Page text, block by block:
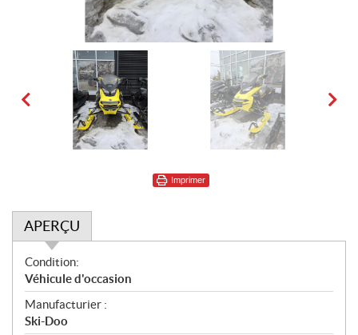
Imprimer
APERÇU
A
p
e
r
Condition:
Véhicule d'occasion
Manufacturier :
Ski-Doo